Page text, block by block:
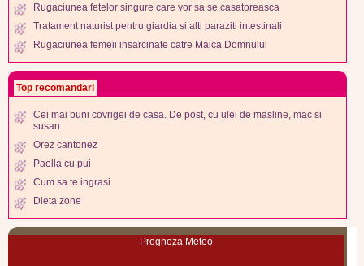
Rugaciunea fetelor singure care vor sa se casatoreasca
Tratament naturist pentru giardia si alti paraziti intestinali
Rugaciunea femeii insarcinate catre Maica Domnului
Top recomandari
Cei mai buni covrigei de casa. De post, cu ulei de masline, mac si
susan
Orez cantonez
Paella cu pui
Cum sa te ingrasi
Dieta zone
Prognoza Meteo